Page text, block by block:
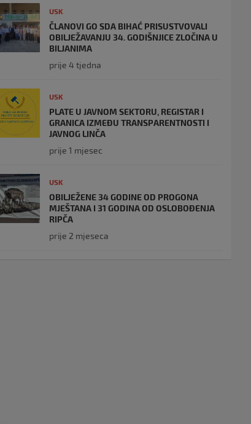
USK
ČLANOVI GO SDA BIHAĆ PRISUSTVOVALI
OBILJEŽAVANJU 34. GODIŠNJICE ZLOČINA U
BILJANIMA
prije 4 tjedna
USK
PLATE U JAVNOM SEKTORU, REGISTAR I
GRANICA IZMEĐU TRANSPARENTNOSTI I
JAVNOG LINČA
prije 1 mjesec
USK
OBILJEŽENE 34 GODINE OD PROGONA
MJEŠTANA I 31 GODINA OD OSLOBOĐENJA
RIPČA
prije 2 mjeseca